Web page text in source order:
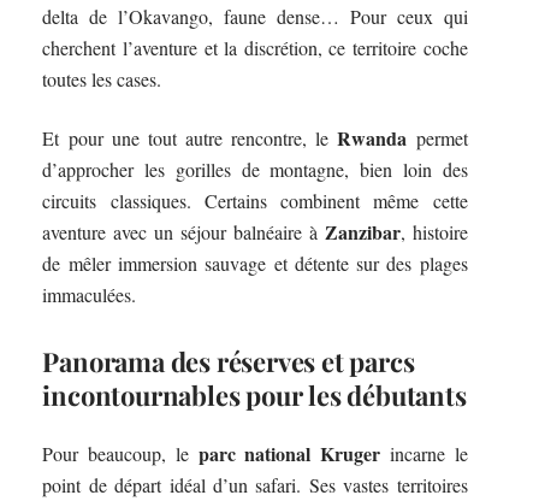
delta de l’Okavango, faune dense… Pour ceux qui
cherchent l’aventure et la discrétion, ce territoire coche
toutes les cases.
Et pour une tout autre rencontre, leRwanda permet
d’approcher les gorilles de montagne, bien loin des
circuits classiques. Certains combinent même cette
aventure avec un séjour balnéaire à Zanzibar, histoire
de mêler immersion sauvage et détente sur des plages
immaculées.
Panorama des réserves et parcs
incontournables pour les débutants
Pour beaucoup, le parc national Kruger incarne le
point de départ idéal d’un safari. Ses vastes territoires